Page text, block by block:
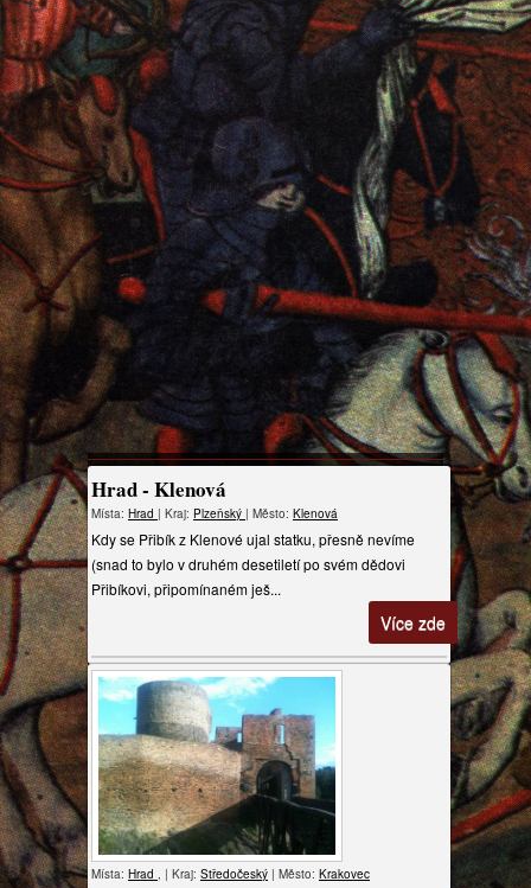
Hrad - Klenová
Místa: Hrad | Kraj: Plzeňský | Město: Klenová
Kdy se Přibík z Klenové ujal statku, přesně nevíme
(snad to bylo v druhém desetiletí po svém dědovi
Přibíkovi, připomínaném ješ...
Více zde
Místa: Hrad , | Kraj: Středočeský | Město: Krakovec